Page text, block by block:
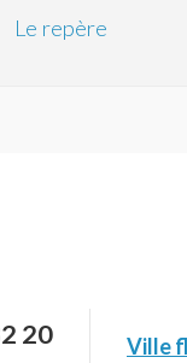
Le repère
20 Ville